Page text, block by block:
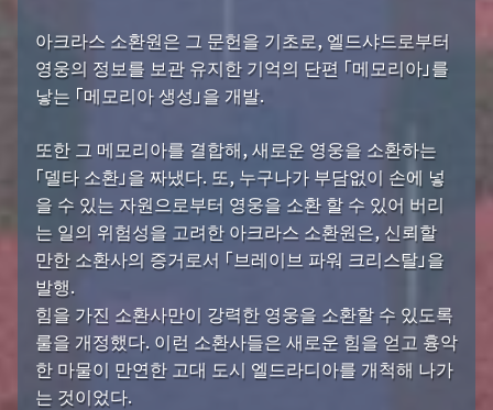
아크라스 소환원은 그 문헌을 기초로, 엘드샤드로부터
영웅의 정보를 보관 유지한 기억의 단편 「메모리아」를
낳는 「메모리아 생성」을 개발.
또한 그 메모리아를 결합해, 새로운 영웅을 소환하는
「델타 소환」을 짜냈다. 또, 누구나가 부담없이 손에 넣
을 수 있는 자원으로부터 영웅을 소환 할 수 있어 버리
는 일의 위험성을 고려한 아크라스 소환원은, 신뢰할
만한 소환사의 증거로서 「브레이브 파워 크리스탈」을
발행.
힘을 가진 소환사만이 강력한 영웅을 소환할 수 있도록
룰을 개정했다. 이런 소환사들은 새로운 힘을 얻고 흉악
한 마물이 만연한 고대 도시 엘드라디아를 개척해 나가
는 것이었다.